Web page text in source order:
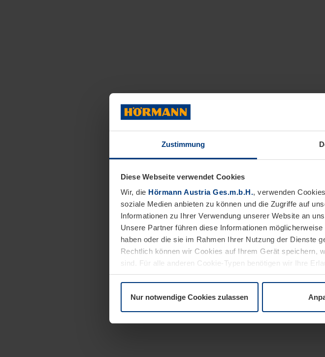
Zustimmung
Diese Webseite verwendet Cookies
Wir, die Hörmann Austria Ges.m.b.H., verwenden
soziale Medien anbieten zu können und die Zugriffe auf
Informationen zu Ihrer Verwendung unserer Website an
Unsere Partner führen diese Informationen
haben oder die sie im Rahmen Ihrer Nutzung der Dienste
Rechtlich können wir Cookies auf Ihrem Gerät speichern,
sind. Für alle anderen Cookie-Typen benötigen wir Ihre
Erläuterung auf der SeiteDatenschutzerklärungunserer
Nur notwendige Cookies zulassen